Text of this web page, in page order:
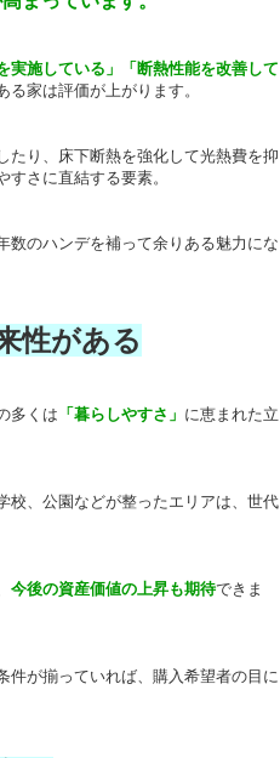
実施している」「断熱性能を改善して
家は評価が上がります。
たり、床下断熱を強化して光熱費を抑
さに直結する要素。
数のハンデを補って余りある魅力にな
性がある
多くは 「暮らしやすさ」 に恵まれた立
校、公園などが整ったエリアは、世代
今後の資産価値の上昇も期待できま
件が揃っていれば、購入希望者の目に